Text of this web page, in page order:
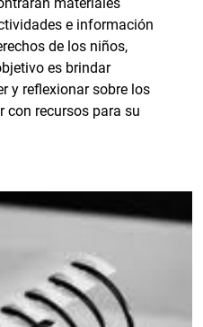
e información
de los niños,
es brindar
y reflexionar sobre los
con recursos para su